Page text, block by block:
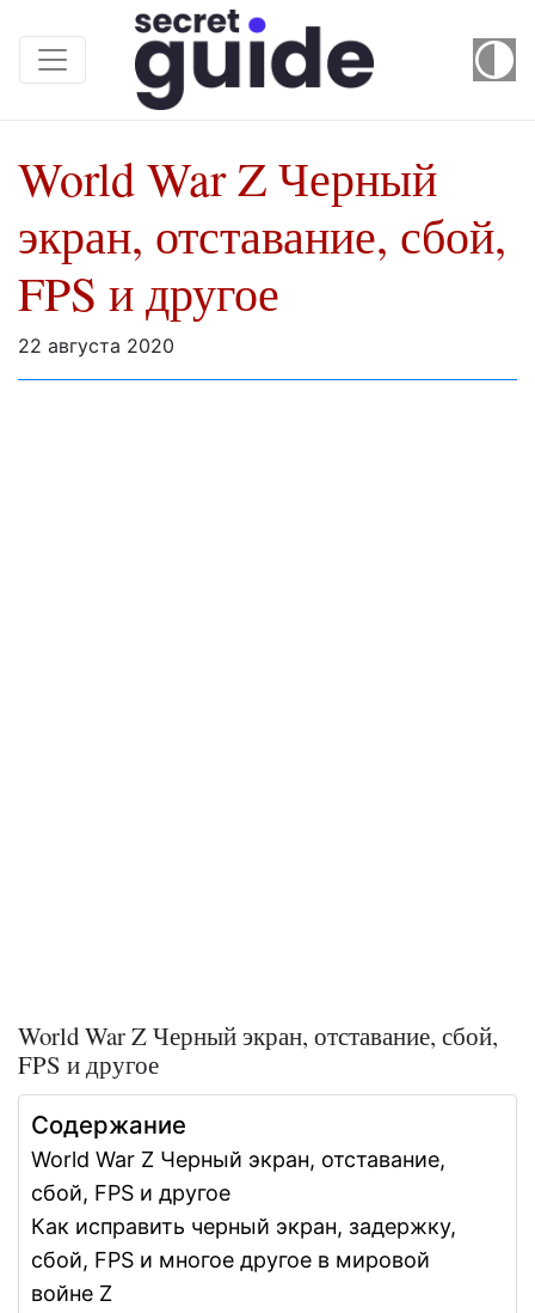
World War Z Черный
экран, отставание, сбой,
FPS и другое
22 августа 2020
World War Z Черный экран, отставание, сбой,
FPS и другое
Содержание
World War Z Черный экран, отставание,
сбой, FPS и другое
Как исправить черный экран, задержку,
сбой, FPS и многое другое в мировой
войне Z